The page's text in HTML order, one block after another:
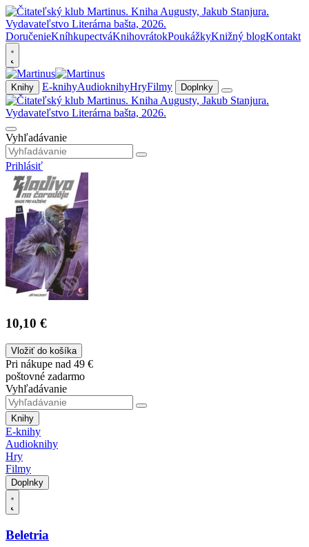
DoručenieKníhkupectváKnihovrátokPoukážkyKnižný blogKontakt
Knihy E-knihyAudioknihyHryFilmy Doplnky
Vyhľadávanie
Prihlásiť
10,10 €
Vložiť do košíka
Pri nákupe nad 49 €
poštovné zadarmo
Vyhľadávanie
Knihy
E-knihy
Audioknihy
Hry
Filmy
Doplnky
Beletria